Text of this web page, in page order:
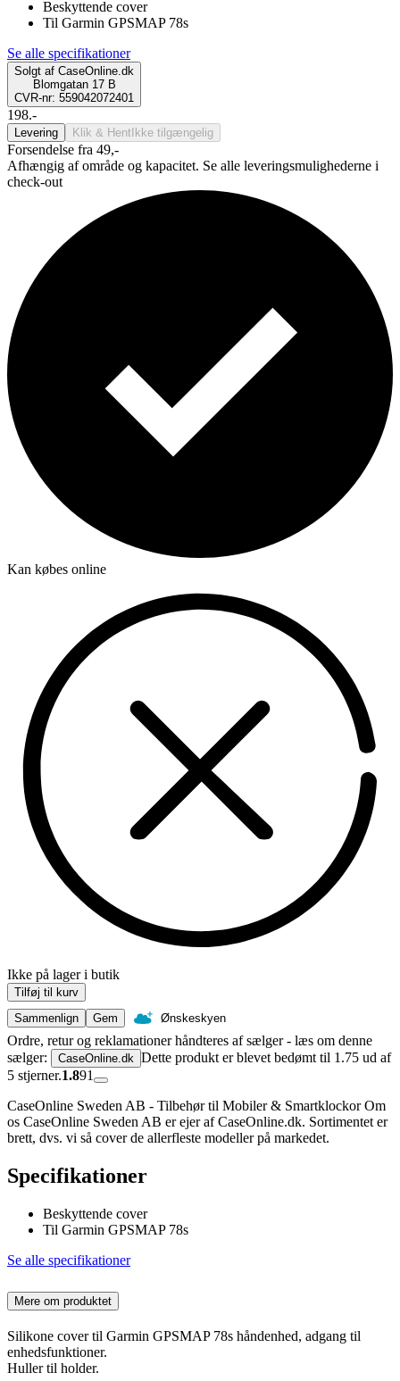
Beskyttende cover
Til Garmin GPSMAP 78s
Se alle specifikationer
Solgt af CaseOnline.dk
Blomgatan 17 B
CVR-nr: 559042072401
198.-
Levering Klik & Hent Ikke tilgængelig
Forsendelse fra 49,-
Afhængig af område og kapacitet. Se alle leveringsmulighederne i
check-out
Kan købes online
Ikke på lager i butik
Tilføj til kurv
Sammenlign
Gem Ønskeskyen
Ordre, retur og reklamationer håndteres af sælger - læs om denne
sælger:
CaseOnline.dk Dette produkt er blevet bedømt til 1.75 ud af
5 stjerner.1.891
CaseOnline Sweden AB - Tilbehør til Mobiler & Smartklockor Om
os CaseOnline Sweden AB er ejer af CaseOnline.dk. Sortimentet er
brett, dvs. vi så cover de allerfleste modeller på markedet.
Specifikationer
Beskyttende cover
Til Garmin GPSMAP 78s
Se alle specifikationer
Mere om produktet
Silikone cover til Garmin GPSMAP 78s håndenhed, adgang til
enhedsfunktioner.
Huller til holder.